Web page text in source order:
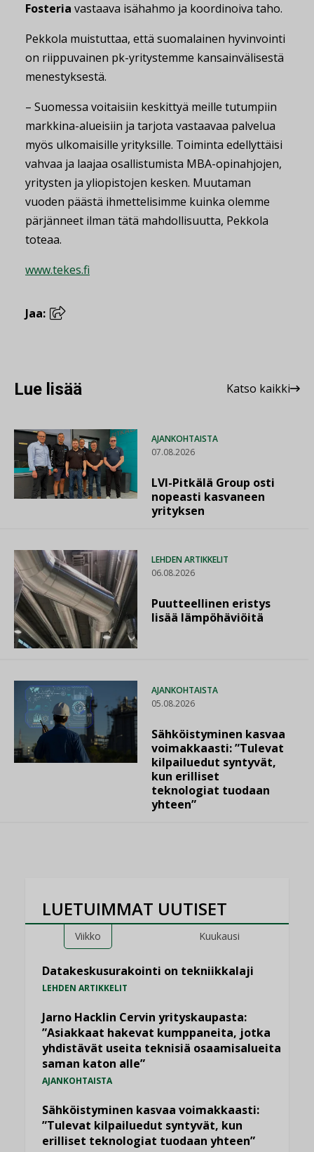
Fosteria vastaava isähahmo ja koordinoiva taho.
Pekkola muistuttaa, että suomalainen hyvinvointi
on riippuvainen pk-yritystemme kansainvälisestä
menestyksestä.
– Suomessa voitaisiin keskittyä meille tutumpiin
markkina-alueisiin ja tarjota vastaavaa palvelua
myös ulkomaisille yrityksille. Toiminta edellyttäisi
vahvaa ja laajaa osallistumista MBA-opinahjojen,
yritysten ja yliopistojen kesken. Muutaman
vuoden päästä ihmettelisimme kuinka olemme
pärjänneet ilman tätä mahdollisuutta, Pekkola
toteaa.
www.tekes.fi
Jaa:
Lue lisää Katso kaikki
AJANKOHTAISTA
07.08.2026
LVI-Pitkälä Group osti
nopeasti kasvaneen
yrityksen
LEHDEN ARTIKKELIT
06.08.2026
Puutteellinen eristys
lisää lämpöhäviöitä
AJANKOHTAISTA
05.08.2026
Sähköistyminen kasvaa
voimakkaasti: ”Tulevat
kilpailuedut syntyvät,
kun erilliset
teknologiat tuodaan
yhteen”
LUETUIMMAT UUTISET
Viikko Kuukausi
Datakeskusurakointi on tekniikkalaji
LEHDEN ARTIKKELIT
Jarno Hacklin Cervin yrityskaupasta:
”Asiakkaat hakevat kumppaneita, jotka
yhdistävät useita teknisiä osaamisalueita
saman katon alle”
AJANKOHTAISTA
Sähköistyminen kasvaa voimakkaasti:
”Tulevat kilpailuedut syntyvät, kun
erilliset teknologiat tuodaan yhteen”